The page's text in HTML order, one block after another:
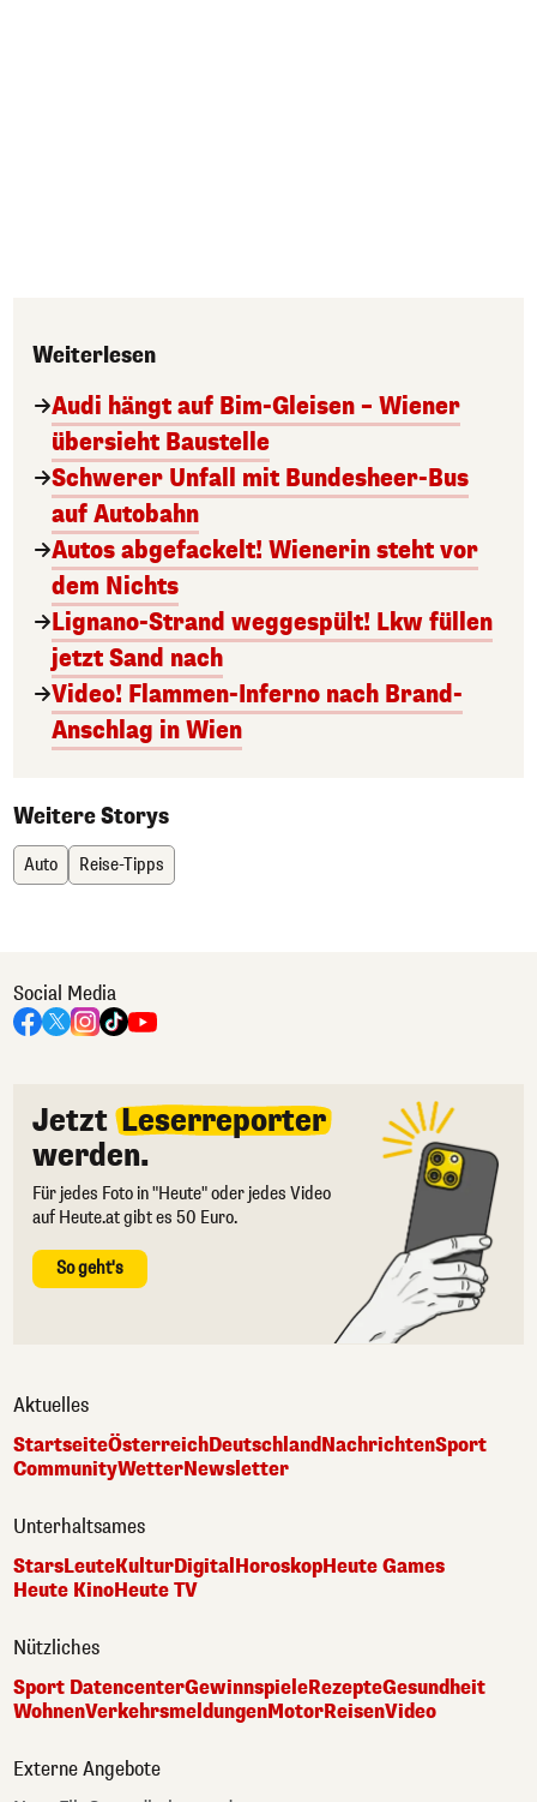
Weiterlesen
Audi hängt auf Bim-Gleisen – Wiener
übersieht Baustelle
Schwerer Unfall mit Bundesheer-Bus
auf Autobahn
Autos abgefackelt! Wienerin steht vor
dem Nichts
Lignano-Strand weggespült! Lkw füllen
jetzt Sand nach
Video! Flammen-Inferno nach Brand-
Anschlag in Wien
Weitere Storys
Auto Reise-Tipps
Social Media
Jetzt Leserreporter
werden.
Für jedes Foto in "Heute" oder jedes Video
auf Heute.at gibt es 50 Euro.
So geht's
Aktuelles
StartseiteÖsterreichDeutschlandNachrichtenSport
CommunityWetterNewsletter
Unterhaltsames
StarsLeuteKulturDigitalHoroskopHeute Games
Heute KinoHeute TV
Nützliches
Sport DatencenterGewinnspieleRezepteGesundheit
WohnenVerkehrsmeldungenMotorReisenVideo
Externe Angebote